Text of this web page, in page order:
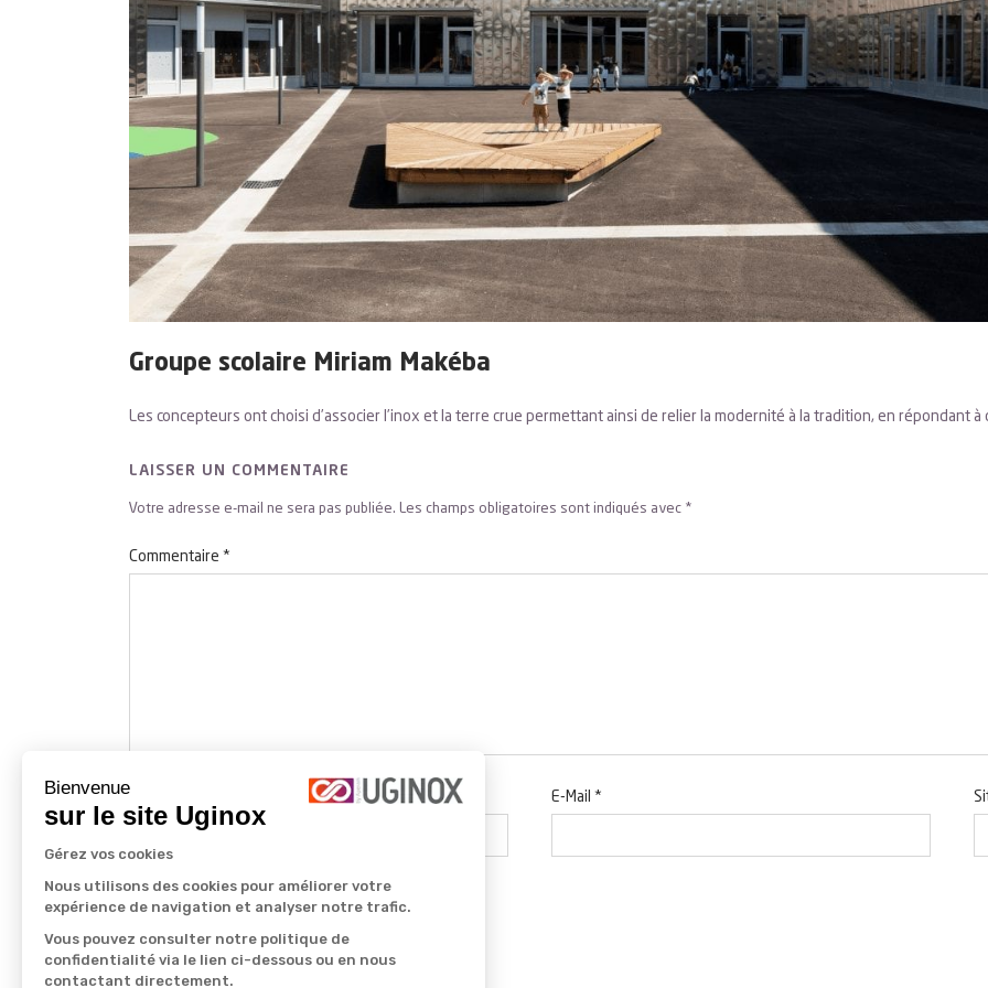
Groupe scolaire Miriam Makéba
Les concepteurs ont choisi d’associer l’inox et la terre crue permettant ainsi de relier la modernité à la tradition, en répondant
LAISSER UN COMMENTAIRE
Votre adresse e-mail ne sera pas publiée. Les champs obligatoires sont indiqués avec *
Commentaire *
Nom E-Mail *
Bienvenue
sur le site Uginox
Gérez vos cookies
Nous utilisons des cookies pour améliorer votre
expérience de navigation et analyser notre trafic.
Vous pouvez consulter notre politique de
confidentialité via le lien ci-dessous ou en nous
contactant directement.